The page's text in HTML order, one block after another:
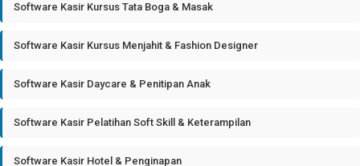
Software Kasir Kursus Tata Boga & Masak
Software Kasir Kursus Menjahit & Fashion Designer
Software Kasir Daycare & Penitipan Anak
Software Kasir Pelatihan Soft Skill & Keterampilan
Software Kasir Hotel & Penginapan